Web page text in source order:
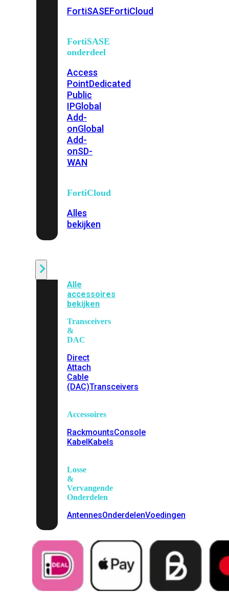
FortiSASEFortiCloud
FortiSASE
onderdeel
Access
PointDedicated
Public
IPGlobal
Add-
onGlobal
Add-
onSD-
WAN
FortiCloud
Alles
bekijken
Alle
accessoires
bekijken
Transceivers
&
DAC
Direct
Attach
Cable
(DAC)Transceivers
Accessoires
RackmountsConsole
KabelKabels
Losse
&
Vervangende
Onderdelen
AntennesOnderdelenVoedingen